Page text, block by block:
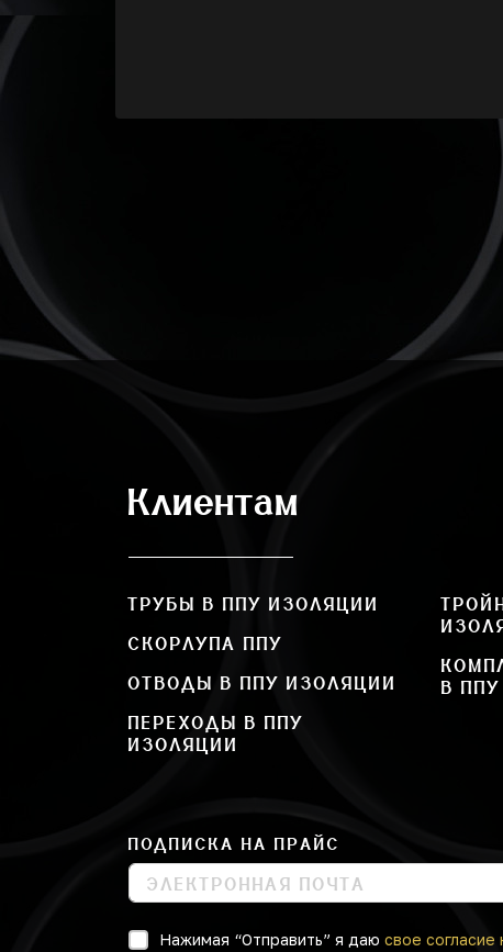
Клиентам
ТРУБЫ В ППУ ИЗОЛЯЦИИ
СКОРЛУПА ППУ
ОТВОДЫ В ППУ ИЗОЛЯЦИИ
ПЕРЕХОДЫ В ППУ
ИЗОЛЯЦИИ
В
ПОДПИСКА НА ПРАЙС
Нажимая “Отправить” я даю свое согласие